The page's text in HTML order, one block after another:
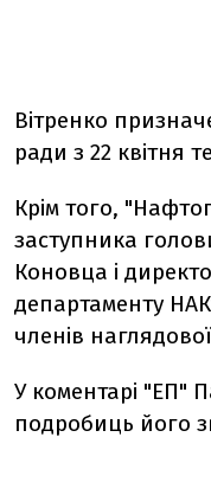
Вітренко
ради з 22 квітня
Крім того,
заступника
Коновца і
департаменту
членів
У коментарі "ЕП"
подробиць його